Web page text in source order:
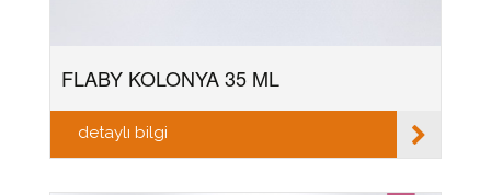
FLABY KOLONYA 35 ML
detaylı bilgi